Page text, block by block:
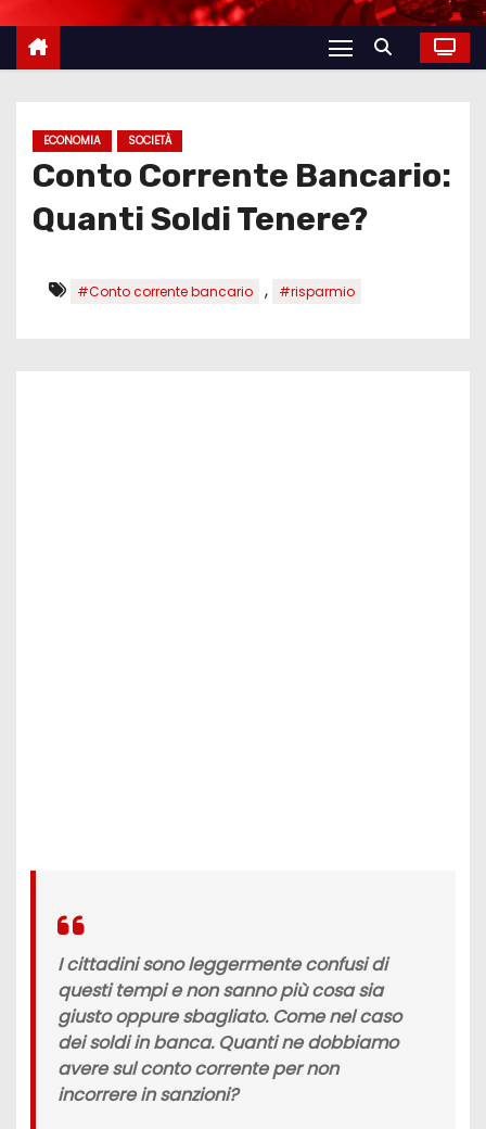
ECONOMIA SOCIETÀ
Conto Corrente Bancario:
Quanti Soldi Tenere?
#Conto corrente bancario , #risparmio
I cittadini sono leggermente confusi di
questi tempi e non sanno più cosa sia
giusto oppure sbagliato. Come nel caso
dei soldi in banca. Quanti ne dobbiamo
avere sul conto corrente per non
incorrere in sanzioni?